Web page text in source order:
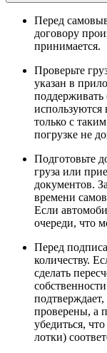
Перед
договору
принимается.
Проверьте
указан в
используются
только с
погрузке не
Подготовьте
груза или
документов.
времени
Если
очереди, что
Перед
количеству.
сделать
проверены, а
убедиться,
лотки)